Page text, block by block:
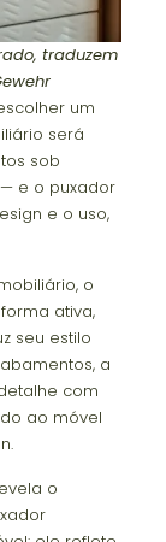
traduzem
um
será
sob
e o puxador
e o uso,
o
ativa,
seu estilo
a
com
ao móvel
o